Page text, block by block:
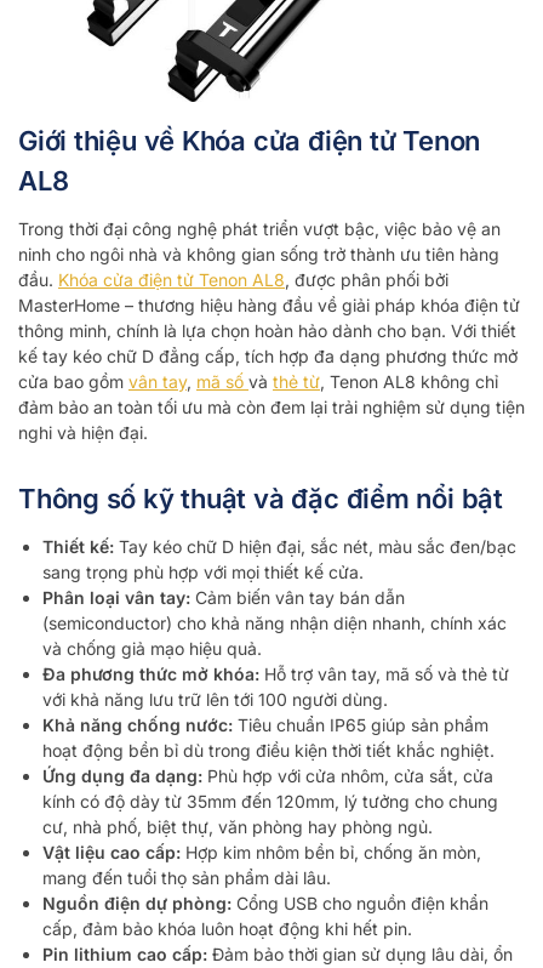
Giới thiệu về Khóa cửa điện tử Tenon
AL8
Trong thời đại công nghệ phát triển vượt bậc, việc bảo vệ an
ninh cho ngôi nhà và không gian sống trở thành ưu tiên hàng
đầu. Khóa cửa điện tử Tenon AL8, được phân phối bởi
MasterHome – thương hiệu hàng đầu về giải pháp khóa điện tử
thông minh, chính là lựa chọn hoàn hảo dành cho bạn. Với thiết
kế tay kéo chữ D đẳng cấp, tích hợp đa dạng phương thức mở
cửa bao gồm vân tay, mã số và thẻ từ, Tenon AL8 không chỉ
đảm bảo an toàn tối ưu mà còn đem lại trải nghiệm sử dụng tiện
nghi và hiện đại.
Thông số kỹ thuật và đặc điểm nổi bật
Thiết kế: Tay kéo chữ D hiện đại, sắc nét, màu sắc đen/bạc
sang trọng phù hợp với mọi thiết kế cửa.
Phân loại vân tay: Cảm biến vân tay bán dẫn
(semiconductor) cho khả năng nhận diện nhanh, chính xác
và chống giả mạo hiệu quả.
Đa phương thức mở khóa: Hỗ trợ vân tay, mã số và thẻ từ
với khả năng lưu trữ lên tới 100 người dùng.
Khả năng chống nước: Tiêu chuẩn IP65 giúp sản phẩm
hoạt động bền bỉ dù trong điều kiện thời tiết khắc nghiệt.
Ứng dụng đa dạng: Phù hợp với cửa nhôm, cửa sắt, cửa
kính có độ dày từ 35mm đến 120mm, lý tưởng cho chung
cư, nhà phố, biệt thự, văn phòng hay phòng ngủ.
Vật liệu cao cấp: Hợp kim nhôm bền bỉ, chống ăn mòn,
mang đến tuổi thọ sản phẩm dài lâu.
Nguồn điện dự phòng: Cổng USB cho nguồn điện khẩn
cấp, đảm bảo khóa luôn hoạt động khi hết pin.
Pin lithium cao cấp: Đảm bảo thời gian sử dụng lâu dài, ổn